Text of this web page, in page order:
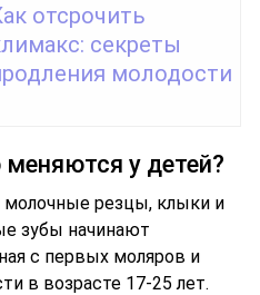
отсрочить
секреты
молодости
у детей?
резцы, клыки и
зубы начинают
с первых моляров и
в возрасте 17-25 лет.